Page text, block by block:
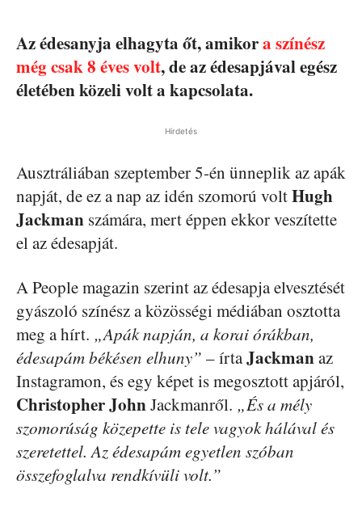
Az édesanyja elhagyta őt, amikora színész
még csak 8 éves volt, de az édesapjával egész
életében közeli volt a kapcsolata.
Hirdetés
Ausztráliában szeptember 5-én ünneplik az apák
napját, de ez a nap az idén szomorú voltHugh
Jackman számára, mert éppen ekkor veszítette
el az édesapját.
A People magazin szerint az édesapja elvesztését
gyászoló színész a közösségi médiában osztotta
meg a hírt. „Apák napján, a korai órákban,
édesapám békésen elhuny” – írtaJackmanaz
Instagramon, és egy képet is megosztott apjáról,
Christopher JohnJackmanről. „És a mély
szomorúság közepette is tele vagyok hálával és
szeretettel. Az édesapám egyetlen szóban
összefoglalva rendkívüli volt.”